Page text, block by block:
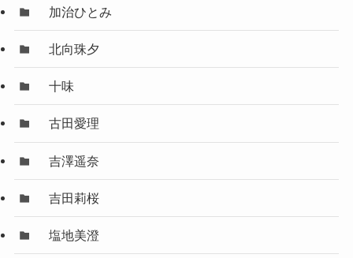
加治ひとみ
北向珠夕
十味
古田愛理
吉澤遥奈
吉田莉桜
塩地美澄